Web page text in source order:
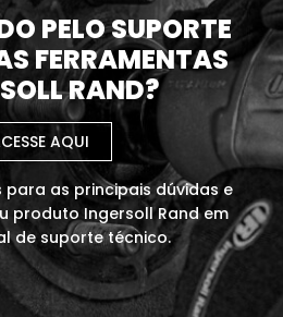
PELO SUPORTE
FERRAMENTAS
RAND?
AQUI
para as principais dúvidas e
produto Ingersoll Rand em
de suporte técnico.